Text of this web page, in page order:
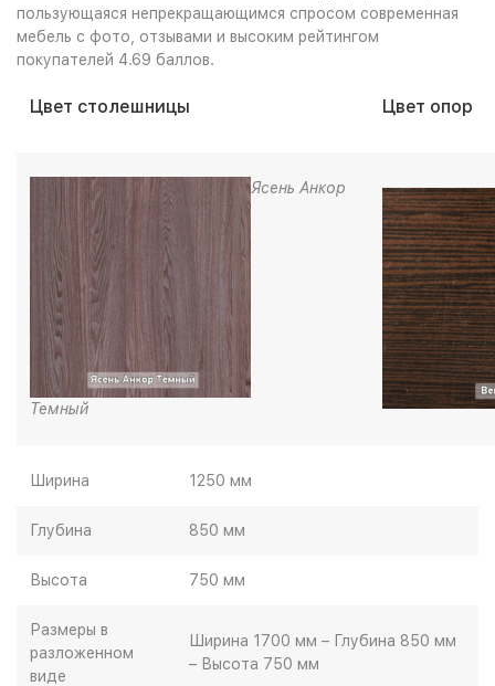
пользующаяся непрекращающимся спросом современная
мебель с фото, отзывами и высоким рейтингом
покупателей 4.69 баллов.
Цвет столешницы Цвет опор
Ясень Анкор
Темный
Ширина 1250 мм
Глубина 850 мм
Высота 750 мм
Размеры в
разложенном
виде
Ширина 1700 мм – Глубина 850 мм
– Высота 750 мм